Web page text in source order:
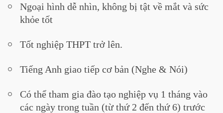
Ngoại hình dễ nhìn, không bị tật về mắt và sức
khỏe tốt
Tốt nghiệp THPT trở lên.
Tiếng Anh giao tiếp cơ bản (Nghe & Nói)
Có thể tham gia đào tạo nghiệp vụ 1 tháng vào
các ngày trong tuần (từ thứ 2 đến thứ 6) trước